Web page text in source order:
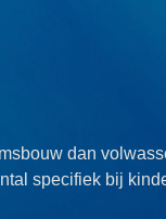
dan
specifiek bij